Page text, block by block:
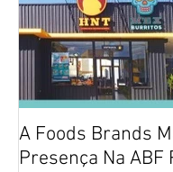
A Foods Brands
Presença Na ABF